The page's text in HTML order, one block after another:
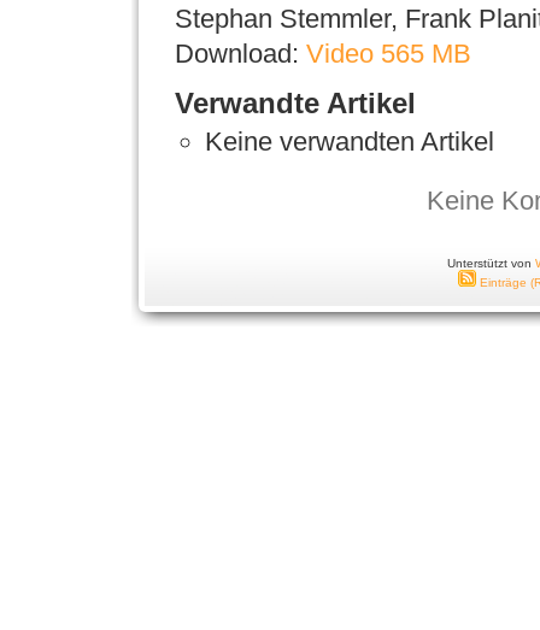
Stephan Stemmler, Frank
Download: Video 565 MB
Verwandte Artikel
Keine verwandten Artikel
Keine
Unterstützt von
Einträge